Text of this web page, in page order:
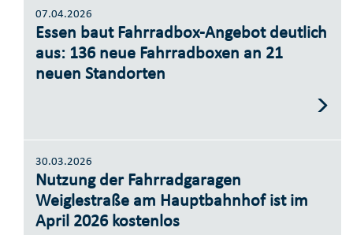
07.04.2026
Essen baut Fahrradbox-Angebot deutlich
aus: 136 neue Fahrradboxen an 21
neuen Standorten
30.03.2026
Nutzung der Fahrradgaragen
Weiglestraße am Hauptbahnhof ist im
April 2026 kostenlos